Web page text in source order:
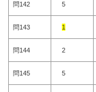
問142 5
問143 1
問144 2
問145 5